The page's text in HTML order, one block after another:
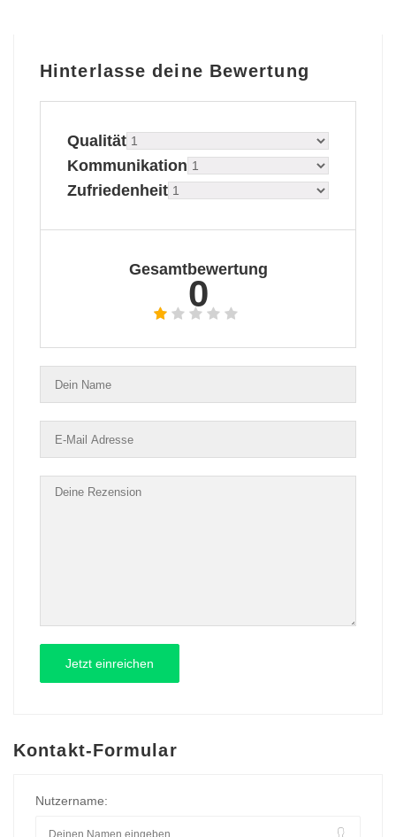
Hinterlasse deine Bewertung
Qualität
Kommunikation
Zufriedenheit
Gesamtbewertung
0
Kontakt-Formular
Nutzername: